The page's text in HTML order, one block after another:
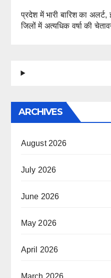
प्रदेश में भारी बारिश का अलर्ट,
जिलों में अत्यधिक वर्षा की
ARCHIVES
August 2026
July 2026
June 2026
May 2026
April 2026
March 2026